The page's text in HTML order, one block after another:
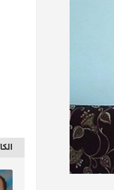
الكاتب